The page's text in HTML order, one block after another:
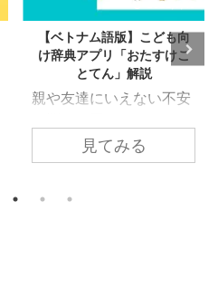
2022/7/15
【ベトナム語版】こども向
け辞典アプリ「おたすけこ
とてん」解説
親や友達にいえない不安
いいイラストと一緒に知
恵や工夫をまとめたアプ
ん/Otasuke Kototen』。
見てみる